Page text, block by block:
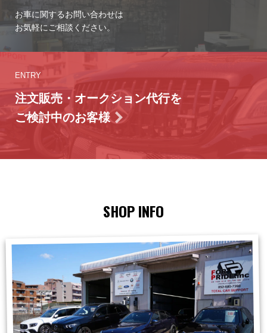
お車に関するお問い合わせは
お気軽にご相談ください。
ENTRY
注文販売・オークション代行を
ご検討中のお客様
SHOP INFO